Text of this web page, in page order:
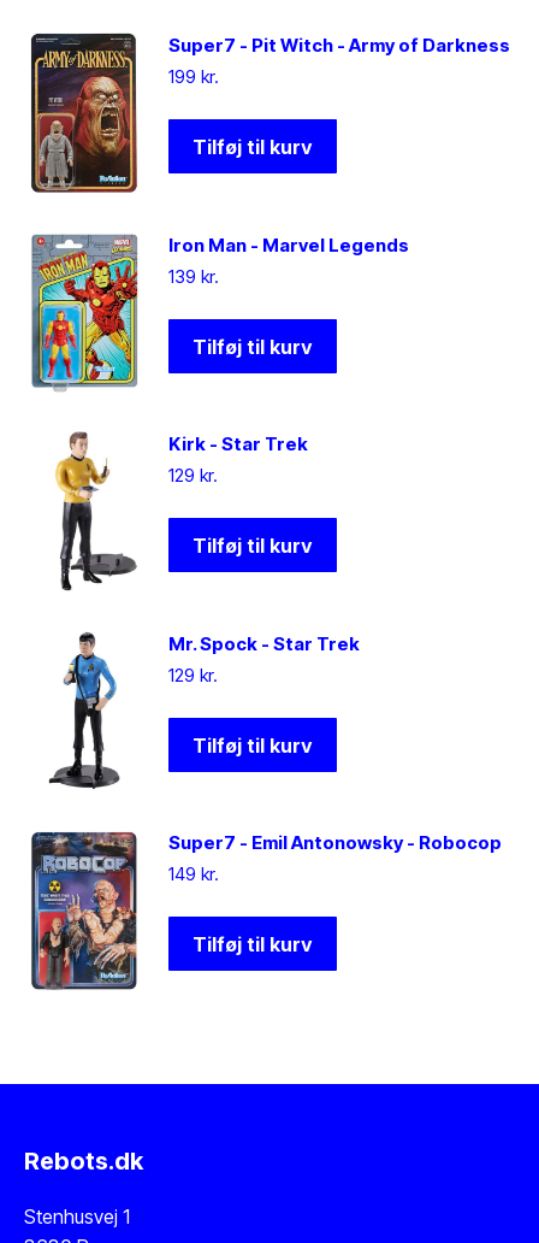
Super7 - Pit Witch - Army of Darkness
199 kr.
Tilføj til kurv
Iron Man - Marvel Legends
139 kr.
Tilføj til kurv
Kirk - Star Trek
129 kr.
Tilføj til kurv
Mr. Spock - Star Trek
129 kr.
Tilføj til kurv
Super7 - Emil Antonowsky - Robocop
149 kr.
Tilføj til kurv
Rebots.dk
Stenhusvej 1